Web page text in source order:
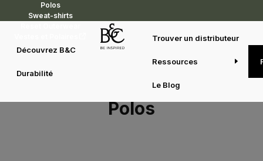
Polos
Sweat-shirts
Découvrez B&C
Durabilité
Trouver un distributeur
Ressources
Le Blog
Polos